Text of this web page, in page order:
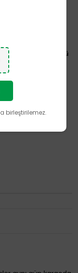
Gümüş İpliği Örgüsü
hissini destekler
ve bakım
şekilde
birleştirilemez.